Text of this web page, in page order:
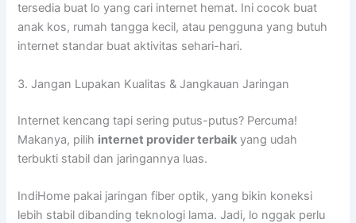
tersedia buat lo yang cari internet hemat. Ini cocok buat
anak kos, rumah tangga kecil, atau pengguna yang butuh
internet standar buat aktivitas sehari-hari.
3. Jangan Lupakan Kualitas & Jangkauan Jaringan
Internet kencang tapi sering putus-putus? Percuma!
Makanya, pilih internet provider terbaik yang udah
terbukti stabil dan jaringannya luas.
IndiHome pakai jaringan fiber optik, yang bikin koneksi
lebih stabil dibanding teknologi lama. Jadi, lo nggak perlu